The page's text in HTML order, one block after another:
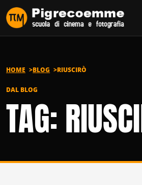
Vai al contenuto
HOME BLOG RIUSCIRÒ
DAL BLOG
TAG: